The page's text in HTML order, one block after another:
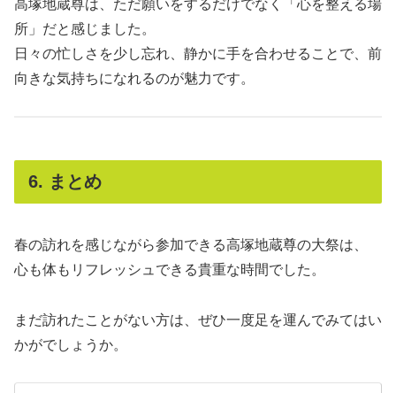
高塚地蔵尊は、ただ願いをするだけでなく「心を整える場
所」だと感じました。
日々の忙しさを少し忘れ、静かに手を合わせることで、前
向きな気持ちになれるのが魅力です。
6. まとめ
春の訪れを感じながら参加できる高塚地蔵尊の大祭は、
心も体もリフレッシュできる貴重な時間でした。
まだ訪れたことがない方は、ぜひ一度足を運んでみてはい
かがでしょうか。